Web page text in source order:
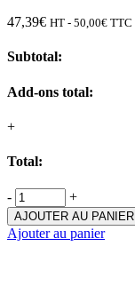
47,39€ HT - 50,00€ TTC
Subtotal:
Add-ons total:
+
Total:
- +
AJOUTER AU PANIER
Ajouter au panier